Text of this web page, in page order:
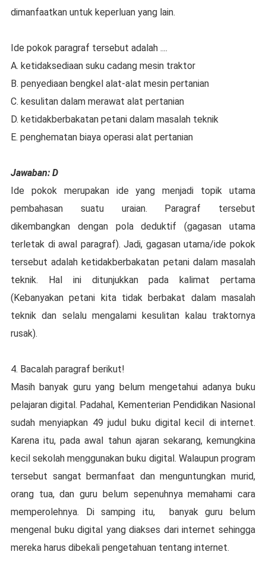
dimanfaatkan untuk keperluan yang lain.
Ide pokok paragraf tersebut adalah ....
A. ketidaksediaan suku cadang mesin traktor
B. penyediaan bengkel alat-alat mesin pertanian
C. kesulitan dalam merawat alat pertanian
D. ketidakberbakatan petani dalam masalah teknik
E. penghematan biaya operasi alat pertanian
Jawaban: D
Ide pokok merupakan ide yang menjadi topik utama
pembahasan suatu uraian. Paragraf tersebut
dikembangkan dengan pola deduktif (gagasan utama
terletak di awal paragraf). Jadi, gagasan utama/ide pokok
tersebut adalah ketidakberbakatan petani dalam masalah
teknik. Hal ini ditunjukkan pada kalimat pertama
(Kebanyakan petani kita tidak berbakat dalam masalah
teknik dan selalu mengalami kesulitan kalau traktornya
rusak).
4. Bacalah paragraf berikut!
Masih banyak guru yang belum mengetahui adanya buku
pelajaran digital. Padahal, Kementerian Pendidikan Nasional
sudah menyiapkan 49 judul buku digital kecil di internet.
Karena itu, pada awal tahun ajaran sekarang, kemungkina
kecil sekolah menggunakan buku digital. Walaupun program
tersebut sangat bermanfaat dan menguntungkan murid,
orang tua, dan guru belum sepenuhnya memahami cara
memperolehnya. Di samping itu, banyak guru belum
mengenal buku digital yang diakses dari internet sehingga
mereka harus dibekali pengetahuan tentang internet.